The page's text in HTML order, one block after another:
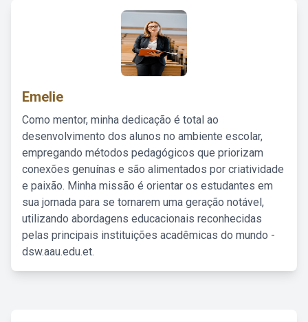
Emelie
Como mentor, minha dedicação é total ao
desenvolvimento dos alunos no ambiente escolar,
empregando métodos pedagógicos que priorizam
conexões genuínas e são alimentados por criatividade
e paixão. Minha missão é orientar os estudantes em
sua jornada para se tornarem uma geração notável,
utilizando abordagens educacionais reconhecidas
pelas principais instituições acadêmicas do mundo -
dsw.aau.edu.et.